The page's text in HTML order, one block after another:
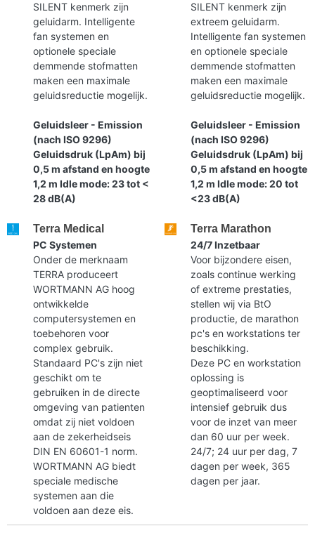
SILENT kenmerk zijn
geluidarm. Intelligente
fan systemen en
optionele speciale
demmende stofmatten
maken een maximale
geluidsreductie mogelijk.
Geluidsleer - Emission
(nach ISO 9296)
Geluidsdruk (LpAm) bij
0,5 m afstand en hoogte
1,2 m Idle mode: 23 tot <
28 dB(A)
SILENT kenmerk zijn
extreem geluidarm.
Intelligente fan systemen
en optionele speciale
demmende stofmatten
maken een maximale
geluidsreductie mogelijk.
Geluidsleer - Emission
(nach ISO 9296)
Geluidsdruk (LpAm) bij
0,5 m afstand en hoogte
1,2 m Idle mode: 20 tot
<23 dB(A)
Terra Medical
PC Systemen
Onder de merknaam
TERRA produceert
WORTMANN AG hoog
ontwikkelde
computersystemen en
toebehoren voor
complex gebruik.
Standaard PC's zijn niet
geschikt om te
gebruiken in de directe
omgeving van patienten
omdat zij niet voldoen
aan de zekerheidseis
DIN EN 60601-1 norm.
WORTMANN AG biedt
speciale medische
systemen aan die
voldoen aan deze eis.
Terra Marathon
24/7 Inzetbaar
Voor bijzondere eisen,
zoals continue werking
of extreme prestaties,
stellen wij via BtO
productie, de marathon
pc's en workstations ter
beschikking.
Deze PC en workstation
oplossing is
geoptimaliseerd voor
intensief gebruik dus
voor de inzet van meer
dan 60 uur per week.
24/7; 24 uur per dag, 7
dagen per week, 365
dagen per jaar.